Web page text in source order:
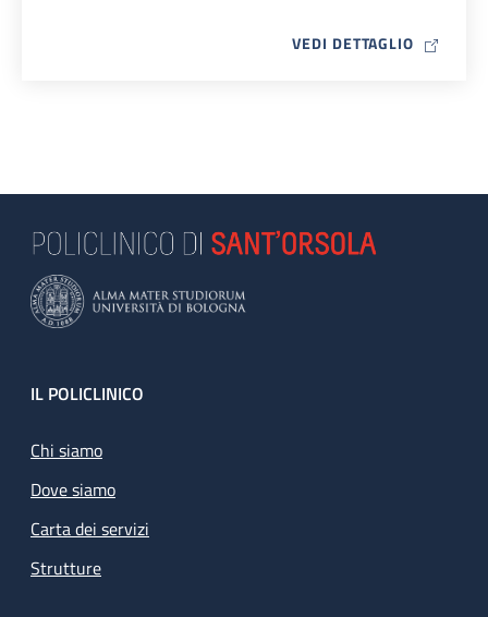
VEDI DETTAGLIO MAP ICON
Footer
IL POLICLINICO
Chi siamo
Dove siamo
Carta dei servizi
Strutture